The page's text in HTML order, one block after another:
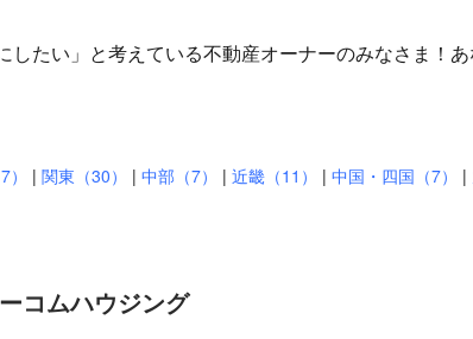
したい」と考えている不動産オーナーのみなさま
| 関東（30） | 中部（7） | 近畿（11） | 中国・四国（7） |
コムハウジング